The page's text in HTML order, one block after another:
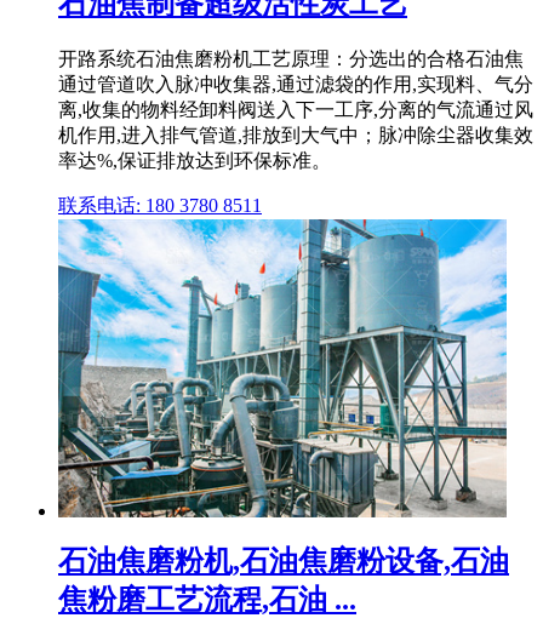
开路系统石油焦磨粉机工艺原理：分选出的合格石油焦
通过管道吹入脉冲收集器,通过滤袋的作用,实现料、气分
离,收集的物料经卸料阀送入下一工序,分离的气流通过风
机作用,进入排气管道,排放到大气中；脉冲除尘器收集效
率达%,保证排放达到环保标准。
联系电话: 180 3780 8511
石油焦磨粉机,石油焦磨粉设备,石油
焦粉磨工艺流程,石油 ...